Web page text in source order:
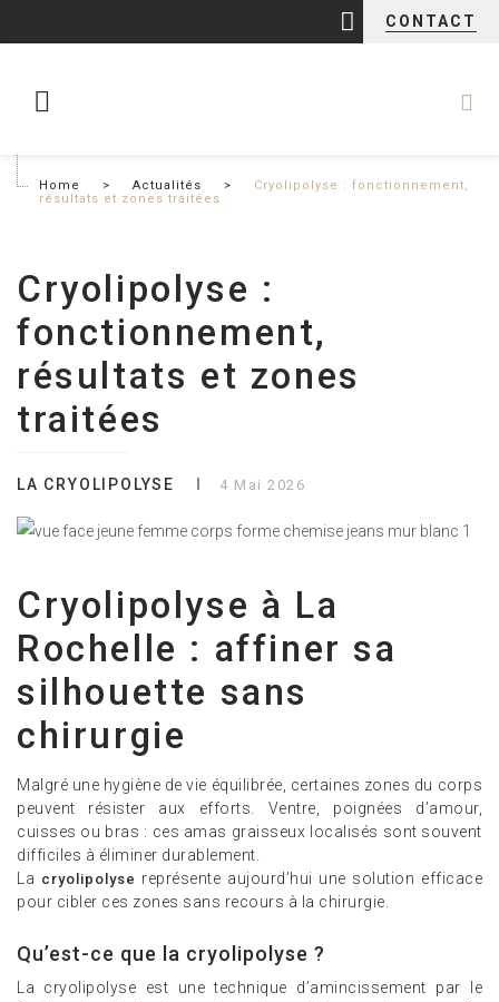
CONTACT
Home > Actualités >
Cryolipolyse : fonctionnement,
résultats et zones traitées
Cryolipolyse :
fonctionnement,
résultats et zones
traitées
LA CRYOLIPOLYSE 4 Mai 2026
Cryolipolyse à La
Rochelle : affiner sa
silhouette sans
chirurgie
Malgré une hygiène de vie équilibrée, certaines zones du corps
peuvent résister aux efforts. Ventre, poignées d’amour,
cuisses ou bras : ces amas graisseux localisés sont souvent
difficiles à éliminer durablement.
La cryolipolyse représente aujourd’hui une solution efficace
pour cibler ces zones sans recours à la chirurgie.
Qu’est-ce que la cryolipolyse ?
La cryolipolyse est une technique d’amincissement par le